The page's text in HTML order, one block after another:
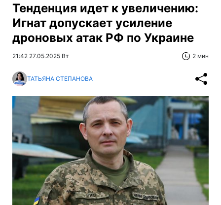
Тенденция идет к увеличению:
Игнат допускает усиление
дроновых атак РФ по Украине
21:42 27.05.2025 Вт 2 мин
ТАТЬЯНА СТЕПАНОВА